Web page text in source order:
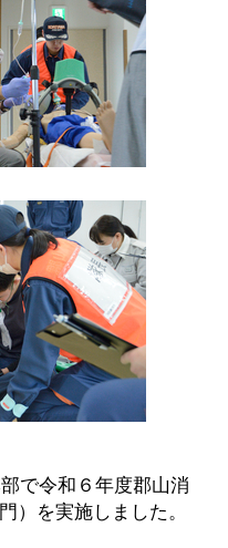
で令和６年度郡山消
）を実施しました。